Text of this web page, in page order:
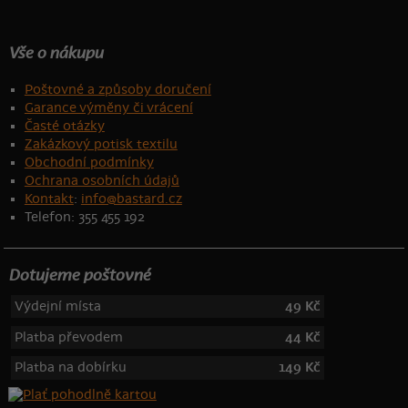
Vše o nákupu
Poštovné a způsoby doručení
Garance výměny či vrácení
Časté otázky
Zakázkový potisk textilu
Obchodní podmínky
Ochrana osobních údajů
Kontakt: info@bastard.cz
Telefon: 355 455 192
Dotujeme poštovné
Výdejní místa
49 Kč
Platba převodem
44 Kč
Platba na dobírku
149 Kč